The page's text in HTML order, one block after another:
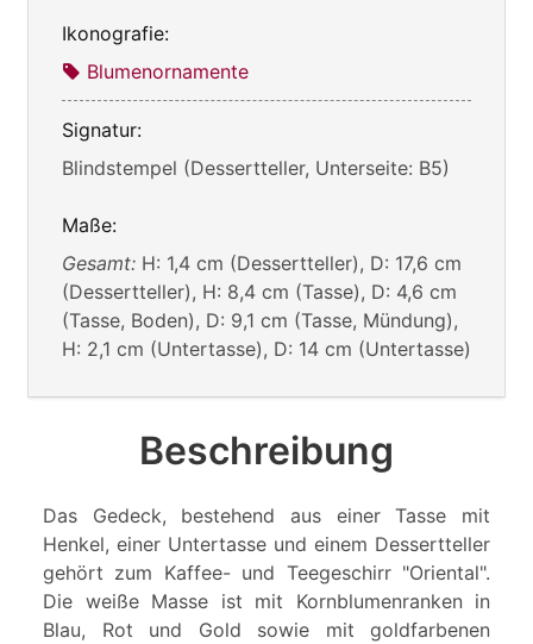
Ikonografie:
Blumenornamente
Signatur:
Blindstempel (Dessertteller, Unterseite: B5)
Maße:
Gesamt: H: 1,4 cm (Dessertteller), D: 17,6 cm
(Dessertteller), H: 8,4 cm (Tasse), D: 4,6 cm
(Tasse, Boden), D: 9,1 cm (Tasse, Mündung),
H: 2,1 cm (Untertasse), D: 14 cm (Untertasse)
Beschreibung
Das Gedeck, bestehend aus einer Tasse mit
Henkel, einer Untertasse und einem Dessertteller
gehört zum Kaffee- und Teegeschirr "Oriental".
Die weiße Masse ist mit Kornblumenranken in
Blau, Rot und Gold sowie mit goldfarbenen